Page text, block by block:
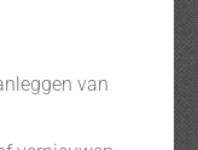
van